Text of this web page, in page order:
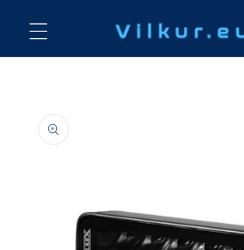
sisu
juurde
tooteteabe
juurde